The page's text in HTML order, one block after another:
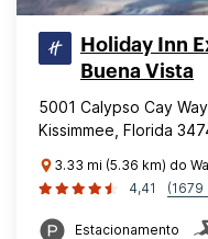
Holiday Inn
Buena Vista
5001 Calypso Cay Way
Kissimmee, Florida
3.33 mi (5.36 km) do
4,41
Estacionamento